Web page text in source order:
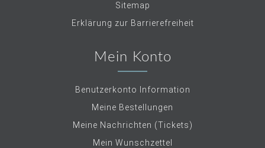
Sitemap
Erklärung zur Barrierefreiheit
Mein Konto
Benutzerkonto Information
Meine Bestellungen
Meine Nachrichten (Tickets)
Mein Wunschzettel